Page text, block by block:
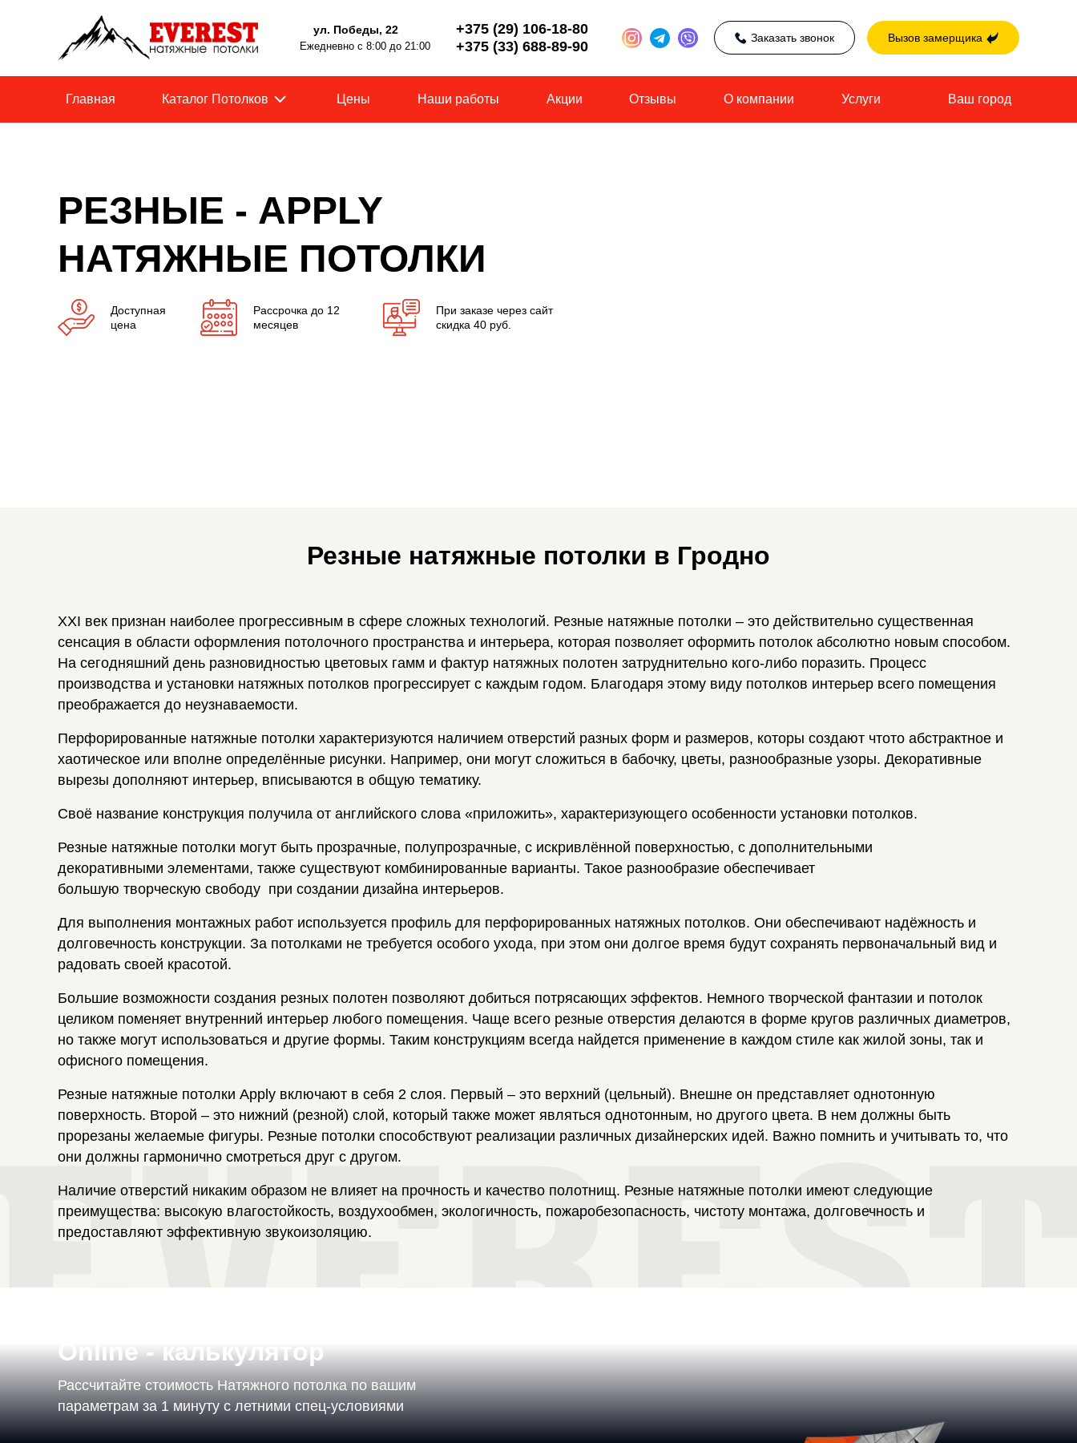
ул. Победы, 22
Ежедневно с 8:00 до 21:00
+375 (29) 106-18-80
+375 (33) 688-89-90
Заказать звонок Вызов замерщика
Главная Каталог Потолков Цены Наши работы Акции Отзывы О компании Услуги Ваш город
РЕЗНЫЕ - APPLY
НАТЯЖНЫЕ ПОТОЛКИ
Доступная
цена
Рассрочка до 12
месяцев
При заказе через сайт
скидка 40 руб.
Резные натяжные потолки в Гродно
XXI век признан наиболее прогрессивным в сфере сложных технологий. Резные натяжные потолки – это действительно существенная
сенсация в области оформления потолочного пространства и интерьера, которая позволяет оформить потолок абсолютно новым способом.
На сегодняшний день разновидностью цветовых гамм и фактур натяжных полотен затруднительно кого-либо поразить. Процесс
производства и установки натяжных потолков прогрессирует с каждым годом. Благодаря этому виду потолков интерьер всего помещения
преображается до неузнаваемости.
Перфорированные натяжные потолки характеризуются наличием отверстий разных форм и размеров, которы создают чтото абстрактное и
хаотическое или вполне определённые рисунки. Например, они могут сложиться в бабочку, цветы, разнообразные узоры. Декоративные
вырезы дополняют интерьер, вписываются в общую тематику.
Своё название конструкция получила от английского слова «приложить», характеризующего особенности установки потолков.
Резные натяжные потолки могут быть прозрачные, полупрозрачные, с искривлённой поверхностью, с дополнительными
декоративными элементами, также существуют комбинированные варианты. Такое разнообразие обеспечивает
большую творческую свободу при создании дизайна интерьеров.
Для выполнения монтажных работ используется профиль для перфорированных натяжных потолков. Они обеспечивают надёжность и
долговечность конструкции. За потолками не требуется особого ухода, при этом они долгое время будут сохранять первоначальный вид и
радовать своей красотой.
Большие возможности создания резных полотен позволяют добиться потрясающих эффектов. Немного творческой фантазии и потолок
целиком поменяет внутренний интерьер любого помещения. Чаще всего резные отверстия делаются в форме кругов различных диаметров,
но также могут использоваться и другие формы. Таким конструкциям всегда найдется применение в каждом стиле как жилой зоны, так и
офисного помещения.
Резные натяжные потолки Apply включают в себя 2 слоя. Первый – это верхний (цельный). Внешне он представляет однотонную
поверхность. Второй – это нижний (резной) слой, который также может являться однотонным, но другого цвета. В нем должны быть
прорезаны желаемые фигуры. Резные потолки способствуют реализации различных дизайнерских идей. Важно помнить и учитывать то, что
они должны гармонично смотреться друг с другом.
Наличие отверстий никаким образом не влияет на прочность и качество полотнищ. Резные натяжные потолки имеют следующие
преимущества: высокую влагостойкость, воздухообмен, экологичность, пожаробезопасность, чистоту монтажа, долговечность и
предоставляют эффективную звукоизоляцию.
Online - калькулятор
Рассчитайте стоимость Натяжного потолка по вашим
параметрам за 1 минуту с летними спец-условиями